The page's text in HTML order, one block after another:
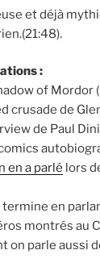
et déjà
:
of Mordor
crusade de
de Paul Dini
en a parlé lors
termine en
montrés au
on parle aussi